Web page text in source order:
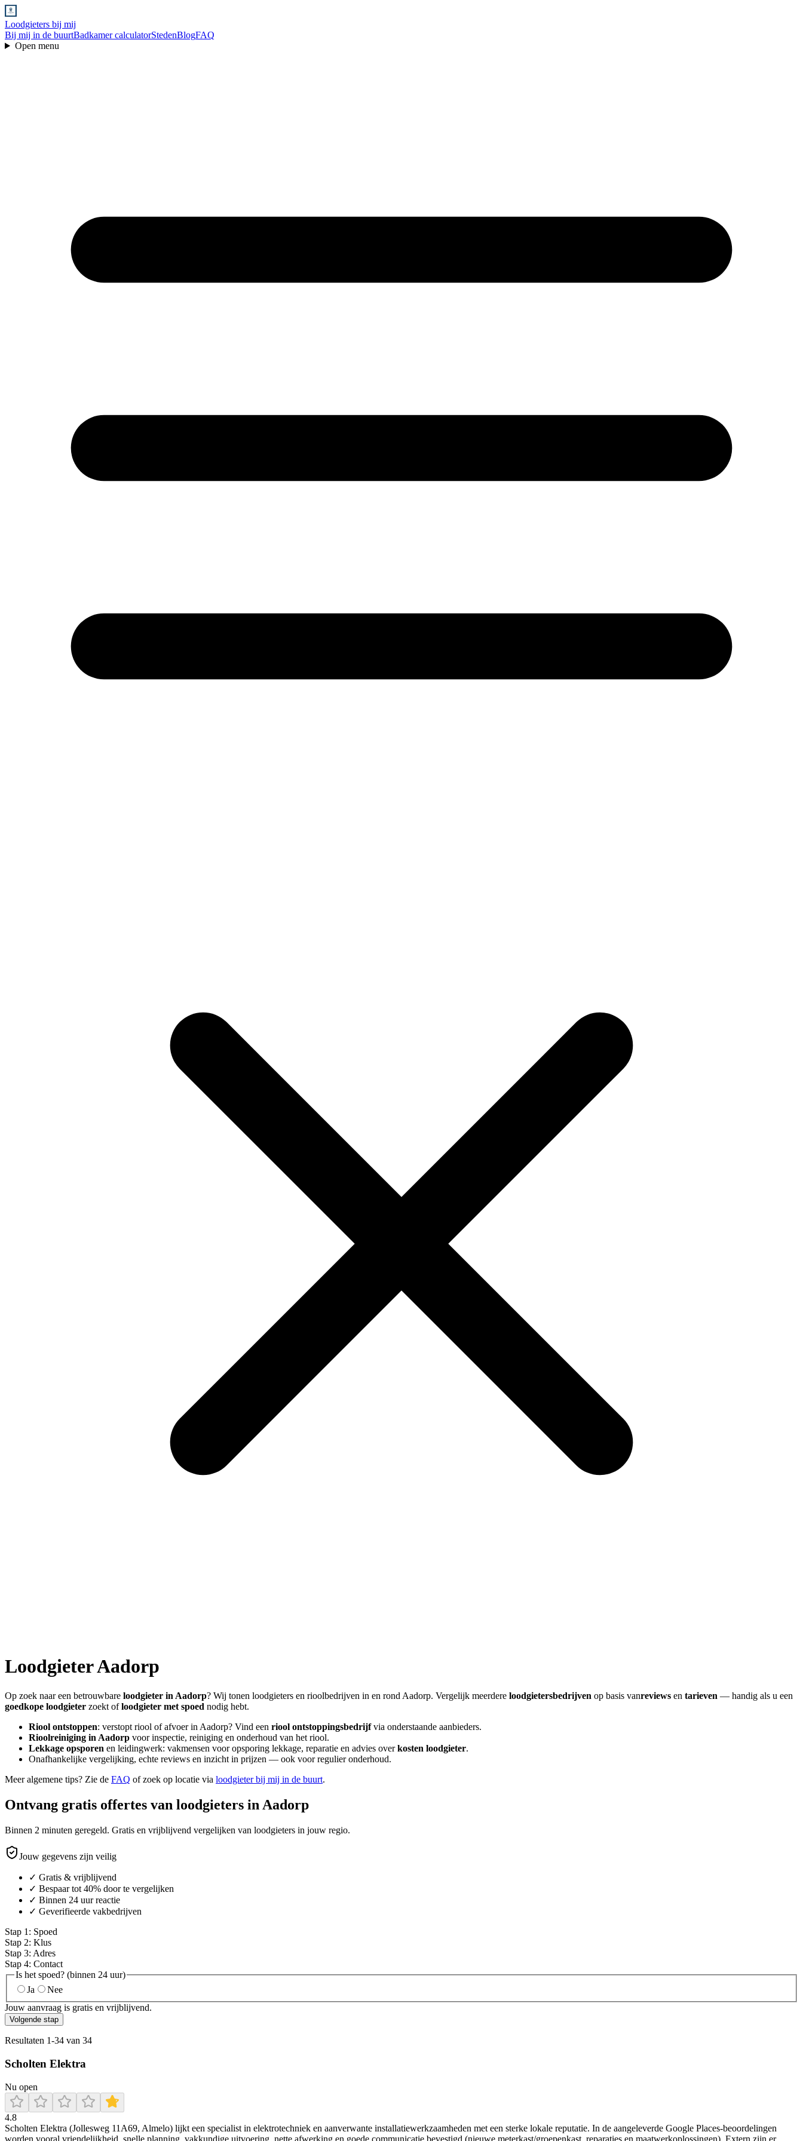
Loodgieters bij mij
Bij mij in de buurtBadkamer calculatorStedenBlogFAQ
Open menu
LoodgieterAadorp
Op zoek naar een betrouwbare loodgieter in Aadorp? Wij tonen loodgieters en rioolbedrijven in en rond Aadorp. Vergelijk meerdere loodgietersbedrijven op basis vanreviews en tarieven — handig als u een
goedkope loodgieter zoekt ofloodgieter met spoed nodig hebt.
Riool ontstoppen: verstopt riool of afvoer in Aadorp? Vind een riool ontstoppingsbedrijfvia onderstaande aanbieders.
Rioolreiniging in Aadorp voor inspectie, reiniging en onderhoud van het riool.
Lekkage opsporen en leidingwerk: vakmensen voor opsporing lekkage, reparatie en advies overkosten loodgieter.
Onafhankelijke vergelijking, echte reviews en inzicht in prijzen — ook voor regulier onderhoud.
Meer algemene tips? Zie de FAQ of zoek op locatie via loodgieter bij mij in de buurt.
Ontvang gratis offertes van loodgieters in Aadorp
Binnen 2 minuten geregeld. Gratis en vrijblijvend vergelijken van loodgieters in jouw regio.
Jouw gegevens zijn veilig
✓ Gratis & vrijblijvend
✓ Bespaar tot 40% door te vergelijken
✓ Binnen 24 uur reactie
✓ Geverifieerde vakbedrijven
Stap 1 : Spoed
Stap 2: Klus
Stap 3: Adres
Stap 4: Contact
Is het spoed? (binnen 24 uur)
Ja
Nee
Jouw aanvraag is gratis en vrijblijvend.
Volgende stap
Resultaten 1-34 van 34
Scholten Elektra
Nu open
4.8
Scholten Elektra (Jollesweg 11A69, Almelo) lijkt een specialist in elektrotechniek en aanverwante installatiewerkzaamheden met een sterke lokale reputatie. In de aangeleverde Google Places-beoordelingen
worden vooral vriendelijkheid, snelle planning, vakkundige uitvoering, nette afwerking en goede communicatie bevestigd (nieuwe meterkast/groepenkast, reparaties en maatwerkoplossingen). Extern zijn er